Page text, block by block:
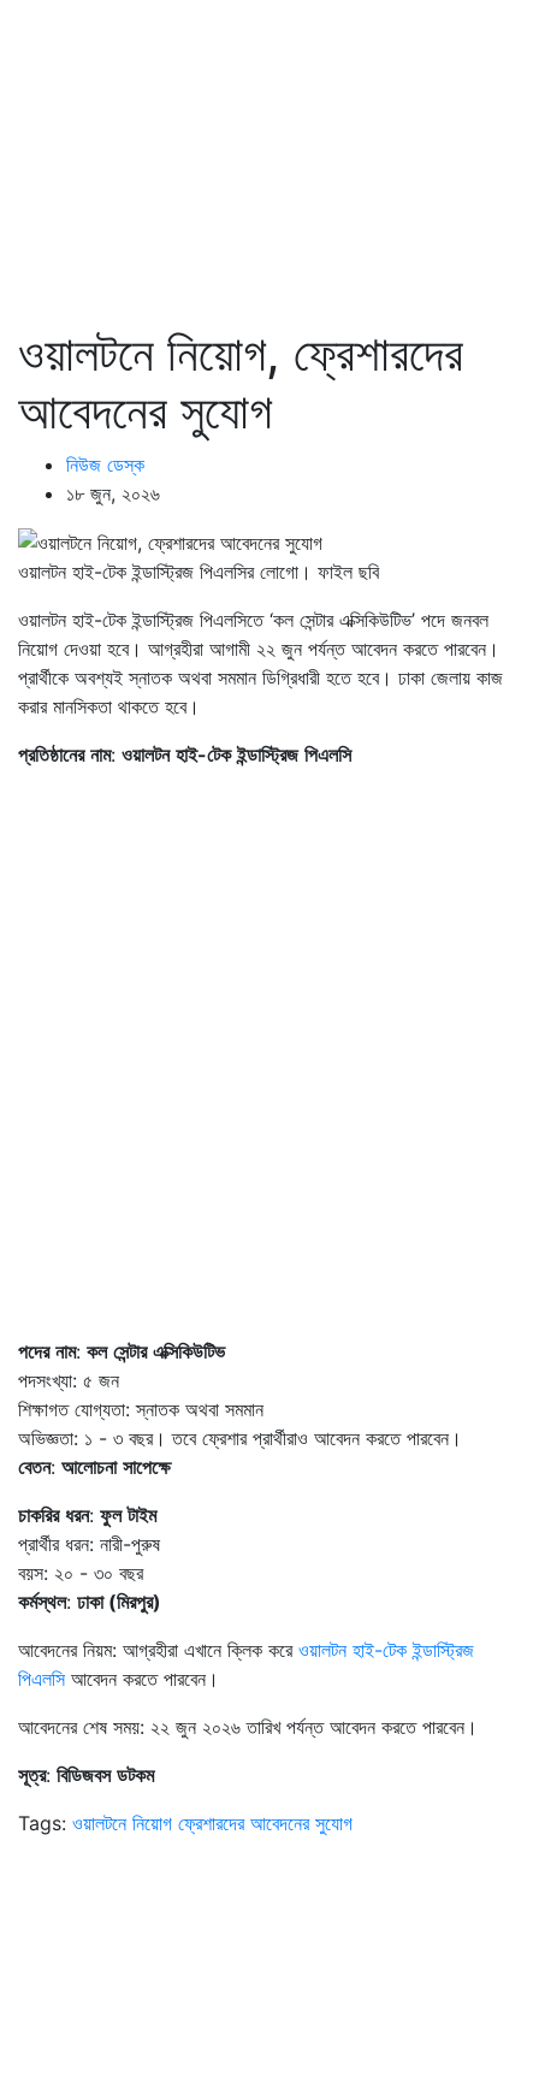
ওয়ালটনে নিয়োগ, ফ্রেশারদের
আবেদনের সুযোগ
নিউজ ডেস্ক
১৮ জুন, ২০২৬
ওয়ালটন হাই-টেক ইন্ডাস্ট্রিজ পিএলসির লোগো। ফাইল ছবি
ওয়ালটন হাই-টেক ইন্ডাস্ট্রিজ পিএলসিতে ‘কল সেন্টার এক্সিকিউটিভ’ পদে জনবল
নিয়োগ দেওয়া হবে। আগ্রহীরা আগামী ২২ জুন পর্যন্ত আবেদন করতে পারবেন।
প্রার্থীকে অবশ্যই স্নাতক অথবা সমমান ডিগ্রিধারী হতে হবে। ঢাকা জেলায় কাজ
করার মানসিকতা থাকতে হবে।
প্রতিষ্ঠানের নাম: ওয়ালটন হাই-টেক ইন্ডাস্ট্রিজ পিএলসি
পদের নাম: কল সেন্টার এক্সিকিউটিভ
পদসংখ্যা: ৫ জন
শিক্ষাগত যোগ্যতা: স্নাতক অথবা সমমান
অভিজ্ঞতা: ১ - ৩ বছর। তবে ফ্রেশার প্রার্থীরাও আবেদন করতে পারবেন।
বেতন: আলোচনা সাপেক্ষে
চাকরির ধরন: ফুল টাইম
প্রার্থীর ধরন: নারী-পুরুষ
বয়স: ২০ - ৩০ বছর
কর্মস্থল: ঢাকা(মিরপুর)
আবেদনের নিয়ম: আগ্রহীরা এখানে ক্লিক করে ওয়ালটন হাই-টেক ইন্ডাস্ট্রিজ
পিএলসিআবেদন করতে পারবেন।
আবেদনের শেষ সময়: ২২ জুন ২০২৬ তারিখ পর্যন্ত আবেদন করতে পারবেন।
সূত্র: বিডিজবস ডটকম
Tags: ওয়ালটনে নিয়োগ ফ্রেশারদের আবেদনের সুযোগ